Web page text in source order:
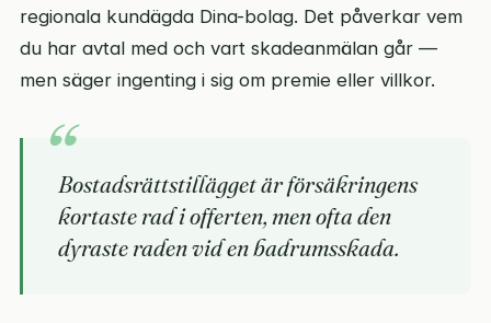
regionala kundägda Dina-bolag. Det påverkar vem
du har avtal med och vart skadeanmälan går —
men säger ingenting i sig om premie eller villkor.
Bostadsrättstillägget är försäkringens
kortaste rad i offerten, men ofta den
dyraste raden vid en badrumsskada.